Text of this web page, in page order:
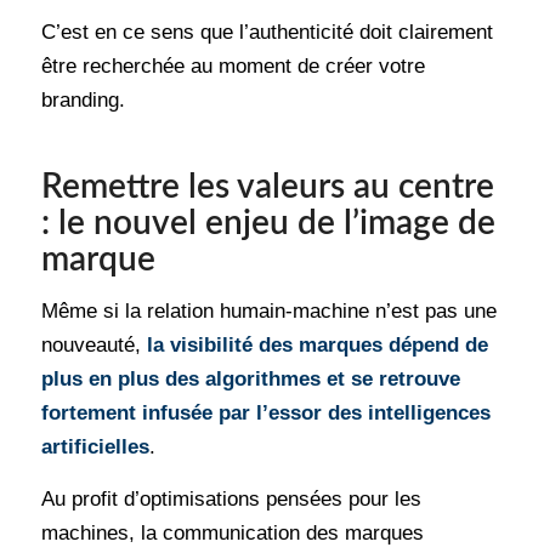
C’est en ce sens que l’authenticité doit clairement
être recherchée au moment de créer votre
branding.
Remettre les valeurs au centre
: le nouvel enjeu de l’image de
marque
Même si la relation humain-machine n’est pas une
nouveauté, la visibilité des marques dépend de
plus en plus des algorithmes et se retrouve
fortement infusée par l’essor des intelligences
artificielles.
Au profit d’optimisations pensées pour les
machines, la communication des marques